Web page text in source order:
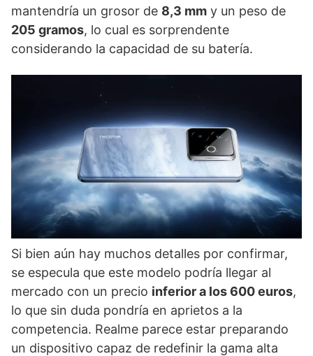
mantendría un grosor de 8,3 mm y un peso de
205 gramos, lo cual es sorprendente
considerando la capacidad de su batería.
Si bien aún hay muchos detalles por confirmar,
se especula que este modelo podría llegar al
mercado con un precio inferior a los 600 euros,
lo que sin duda pondría en aprietos a la
competencia. Realme parece estar preparando
un dispositivo capaz de redefinir la gama alta